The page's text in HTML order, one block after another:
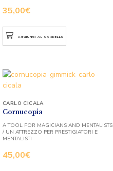
35,00€
AGGIUNGI AL CARRELLO
Cornucopia
45,00€
CARLO CICALA
A TOOL FOR MAGICIANS AND MENTALISTS
/ UN ATTREZZO PER PRESTIGIATORI E
MENTALISTI